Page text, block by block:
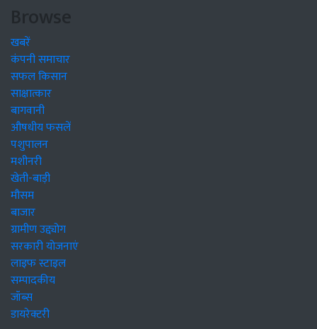
Browse
खबरें
कंपनी समाचार
सफल किसान
साक्षात्कार
बागवानी
औषधीय फसलें
पशुपालन
मशीनरी
खेती-बाड़ी
मौसम
बाजार
ग्रामीण उद्द्योग
सरकारी योजनाएं
लाइफ स्टाइल
सम्पादकीय
जॉब्स
डायरेक्टरी